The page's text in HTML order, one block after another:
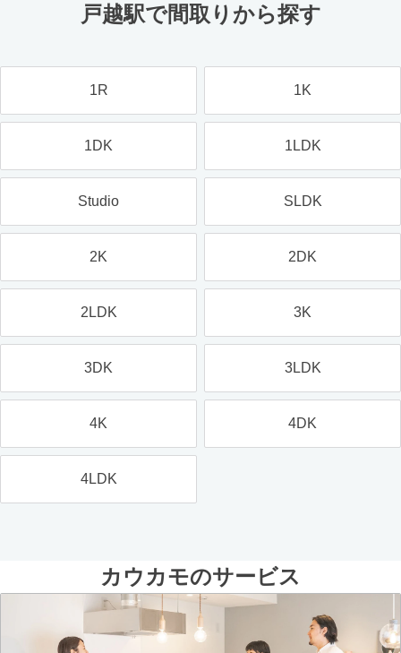
戸越駅で間取りから探す
1R 1K
1DK 1LDK
Studio SLDK
2K 2DK
2LDK 3K
3DK 3LDK
4K 4DK
4LDK
カウカモのサービス